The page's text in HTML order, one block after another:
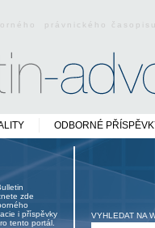
právnického
ODBORNÉ
zde
i příspěvky
tento portál.
VYHLEDAT NA